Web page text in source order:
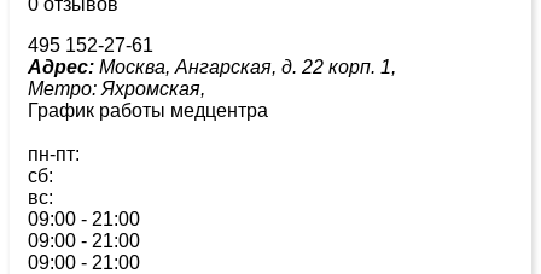
495 152-27-61
Адрес: Москва, Ангарская, д. 22 корп. 1,
Метро: Яхромская,
График работы медцентра
пн-пт:
сб:
вс:
09:00 - 21:00
09:00 - 21:00
09:00 - 21:00